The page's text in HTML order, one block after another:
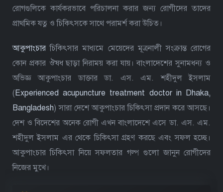
রোগগুলিকে কার্যকরভাবে পরিচালনা করার জন্য রোগীদের তাদের
প্রাথমিক যত্ন ও চিকিৎসকে সাথে পরামর্শ করা উচিত।
আকুপাংচার চিকিৎসার মাধ্যমে মেয়েদের মূত্রনালী সংক্রান্ত রোগের
কোন প্রকার ঔষধ ছাড়া নিরাময় করা যায়। বাংলাদেশের সুনামধন্য ও
অভিজ্ঞ আকুপাংচার ডাক্তার ডা. এস. এম. শহীদুল ইসলাম
(Experienced acupuncture treatment doctor in Dhaka,
Bangladesh) সারা দেশে আকুপাংচার চিকিৎসা প্রদান করে আসছে।
দেশ ও বিদেশের অনেক রোগী এখন বাংলাদেশে এসে ডা. এস. এম.
শহীদুল ইসলাম এর থেকে চিকিৎসা গ্রহণ করছে এবং সফল হচ্ছে।
আকুপাংচার চিকিৎসা নিয়ে সফলতার গল্প গুলো জানুন রোগীদের
নিজের মুখে।